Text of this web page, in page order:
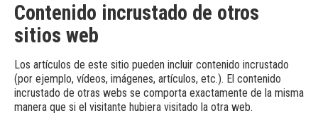
Contenido incrustado de otros
sitios web
Los artículos de este sitio pueden incluir contenido incrustado
(por ejemplo, vídeos, imágenes, artículos, etc.). El contenido
incrustado de otras webs se comporta exactamente de la misma
manera que si el visitante hubiera visitado la otra web.